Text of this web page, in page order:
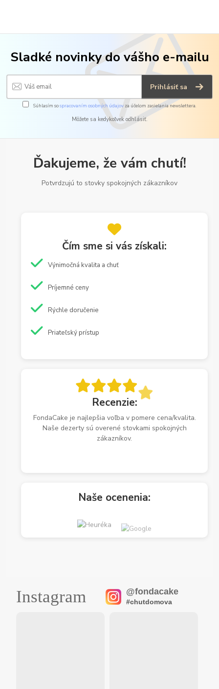
Sladké novinky do vášho e-mailu
Prihlásiť sa
Súhlasím sospracovaním osobných údajov za účelom zasielania newslettera.
Môžete sa kedykoľvek odhlásiť.
Ďakujeme, že vám chutí!
Potvrdzujú to stovky spokojných zákazníkov
Čím sme si vás získali:
Výnimočná kvalita a chuť
Príjemné ceny
Rýchle doručenie
Priateľský prístup
Recenzie:
FondaCake je najlepšia voľba v pomere cena/kvalita.
Naše dezerty sú overené stovkami spokojných
zákazníkov.
Naše ocenenia:
Instagram @fondacake
#chutdomova